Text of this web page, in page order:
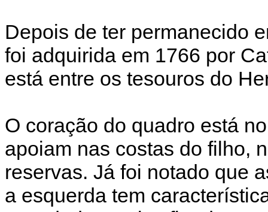
Depois de ter permanecido
foi adquirida em 1766 por
está entre os tesouros do
O coração do quadro está
apoiam nas costas do filho,
reservas. Já foi notado que
a esquerda tem